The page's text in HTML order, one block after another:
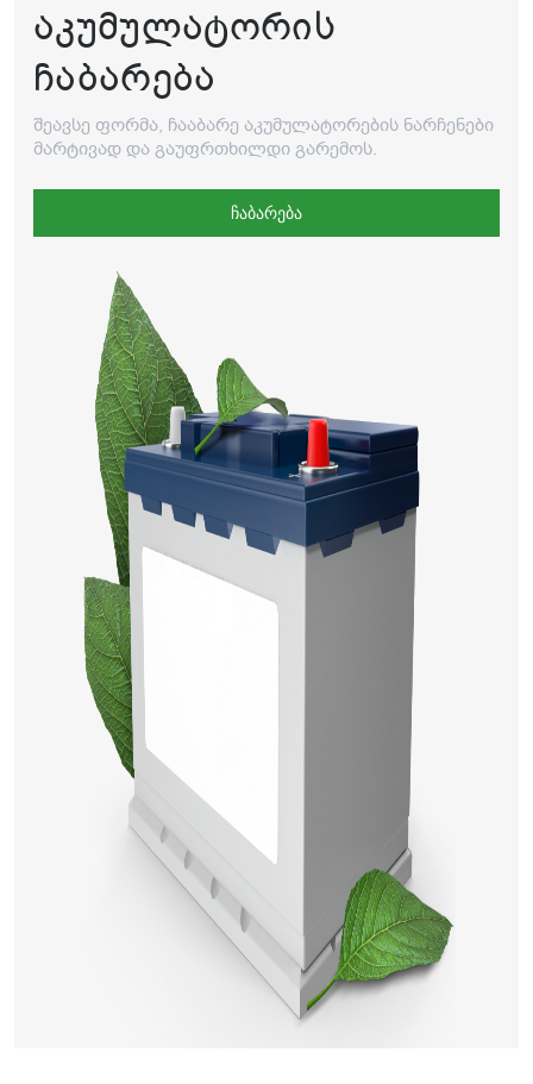
ᲐᲙᲣᲛᲣᲚᲐᲢᲝᲠᲘᲡ
ᲩᲐᲑᲐᲠᲔᲑᲐ
შეავსე ფორმა, ჩააბარე აკუმულატორების ნარჩენები
მარტივად და გაუფრთხილდი გარემოს.
ჩაბარება